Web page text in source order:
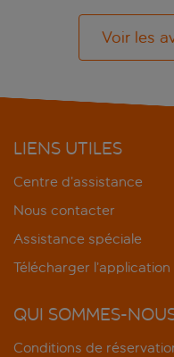
Voir les
LIENS UTILES
Centre d’assistance
Nous contacter
Assistance spéciale
Télécharger l’application
QUI SOMMES-
Conditions de